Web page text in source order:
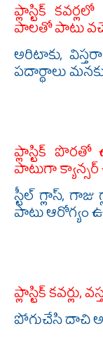
ప్లాస్టిక్
పాలతో పాటు
అరిటాకు,
పదార్థాలు
ప్లాస్టిక్
పాటుగా క్యాన్సర్
స్టీల్ గ్లాస్,
పాటు ఆరోగ్యం
ప్లాస్టిక్ కవర్లు,
పోగుచేసి దాచి